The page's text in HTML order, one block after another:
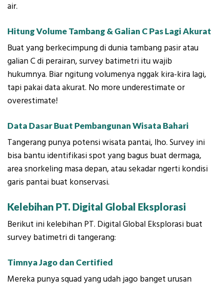
air.
Hitung Volume Tambang & Galian C Pas Lagi Akurat
Buat yang berkecimpung di dunia tambang pasir atau
galian C di perairan, survey batimetri itu wajib
hukumnya. Biar ngitung volumenya nggak kira-kira lagi,
tapi pakai data akurat. No more underestimate or
overestimate!
Data Dasar Buat Pembangunan Wisata Bahari
Tangerang punya potensi wisata pantai, lho. Survey ini
bisa bantu identifikasi spot yang bagus buat dermaga,
area snorkeling masa depan, atau sekadar ngerti kondisi
garis pantai buat konservasi.
Kelebihan PT. Digital Global Eksplorasi
Berikut ini kelebihan PT. Digital Global Eksplorasi buat
survey batimetri di tangerang:
Timnya Jago dan Certified
Mereka punya squad yang udah jago banget urusan